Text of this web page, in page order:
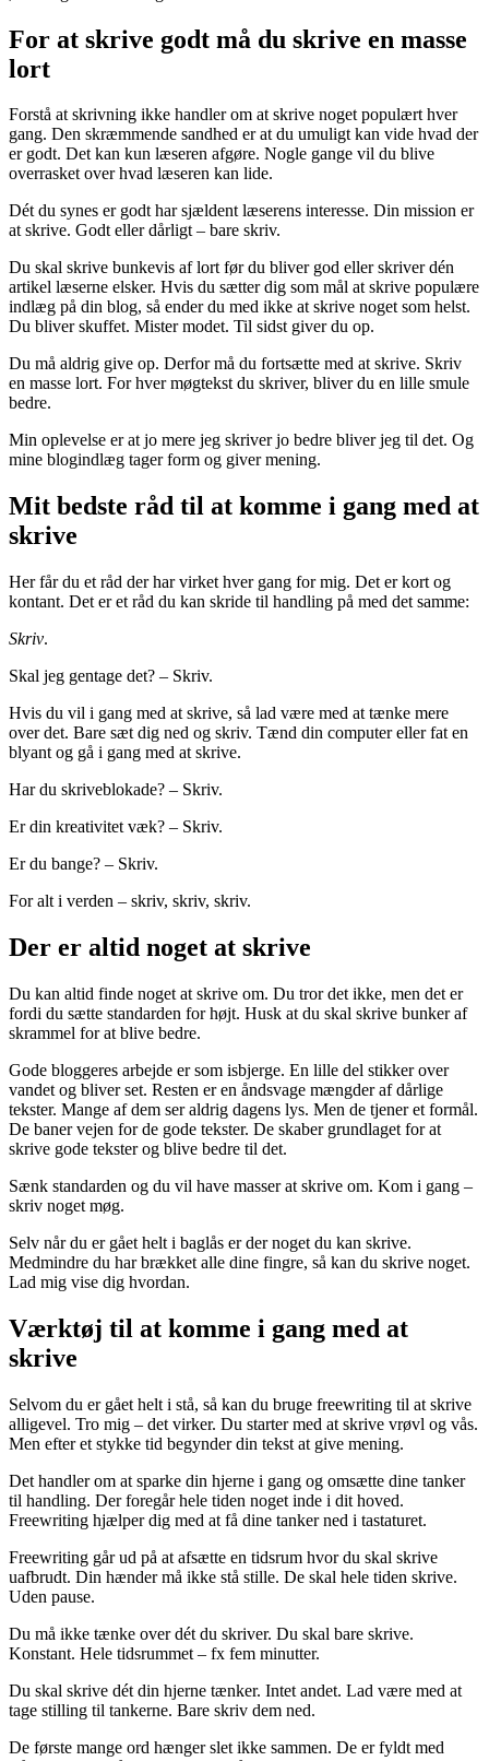
For at skrive godt må du skrive en masse
lort
Forstå at skrivning ikke handler om at skrive noget populært hver
gang. Den skræmmende sandhed er at du umuligt kan vide hvad der
er godt. Det kan kun læseren afgøre. Nogle gange vil du blive
overrasket over hvad læseren kan lide.
Dét du synes er godt har sjældent læserens interesse. Din mission er
at skrive. Godt eller dårligt – bare skriv.
Du skal skrive bunkevis af lort før du bliver god eller skriver dén
artikel læserne elsker. Hvis du sætter dig som mål at skrive populære
indlæg på din blog, så ender du med ikke at skrive noget som helst.
Du bliver skuffet. Mister modet. Til sidst giver du op.
Du må aldrig give op. Derfor må du fortsætte med at skrive. Skriv
en masse lort. For hver møgtekst du skriver, bliver du en lille smule
bedre.
Min oplevelse er at jo mere jeg skriver jo bedre bliver jeg til det. Og
mine blogindlæg tager form og giver mening.
Mit bedste råd til at komme i gang med at
skrive
Her får du et råd der har virket hver gang for mig. Det er kort og
kontant. Det er et råd du kan skride til handling på med det samme:
Skriv.
Skal jeg gentage det? – Skriv.
Hvis du vil i gang med at skrive, så lad være med at tænke mere
over det. Bare sæt dig ned og skriv. Tænd din computer eller fat en
blyant og gå i gang med at skrive.
Har du skriveblokade? – Skriv.
Er din kreativitet væk? – Skriv.
Er du bange? – Skriv.
For alt i verden – skriv, skriv, skriv.
Der er altid noget at skrive
Du kan altid finde noget at skrive om. Du tror det ikke, men det er
fordi du sætte standarden for højt. Husk at du skal skrive bunker af
skrammel for at blive bedre.
Gode bloggeres arbejde er som isbjerge. En lille del stikker over
vandet og bliver set. Resten er en åndsvage mængder af dårlige
tekster. Mange af dem ser aldrig dagens lys. Men de tjener et formål.
De baner vejen for de gode tekster. De skaber grundlaget for at
skrive gode tekster og blive bedre til det.
Sænk standarden og du vil have masser at skrive om. Kom i gang –
skriv noget møg.
Selv når du er gået helt i baglås er der noget du kan skrive.
Medmindre du har brækket alle dine fingre, så kan du skrive noget.
Lad mig vise dig hvordan.
Værktøj til at komme i gang med at
skrive
Selvom du er gået helt i stå, så kan du bruge freewriting til at skrive
alligevel. Tro mig – det virker. Du starter med at skrive vrøvl og vås.
Men efter et stykke tid begynder din tekst at give mening.
Det handler om at sparke din hjerne i gang og omsætte dine tanker
til handling. Der foregår hele tiden noget inde i dit hoved.
Freewriting hjælper dig med at få dine tanker ned i tastaturet.
Freewriting går ud på at afsætte en tidsrum hvor du skal skrive
uafbrudt. Din hænder må ikke stå stille. De skal hele tiden skrive.
Uden pause.
Du må ikke tænke over dét du skriver. Du skal bare skrive.
Konstant. Hele tidsrummet – fx fem minutter.
Du skal skrive dét din hjerne tænker. Intet andet. Lad være med at
tage stilling til tankerne. Bare skriv dem ned.
De første mange ord hænger slet ikke sammen. De er fyldt med